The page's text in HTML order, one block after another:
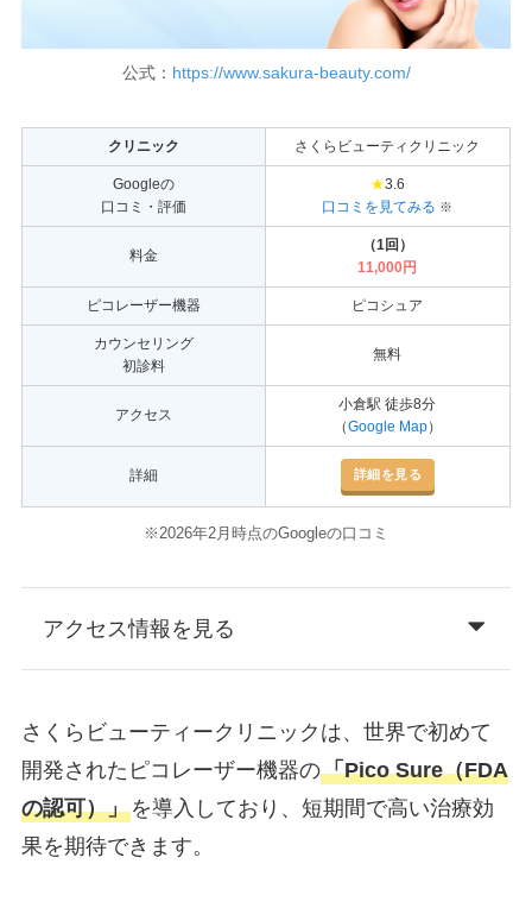
公式： https://www.sakura-beauty.com/
クリニック さくらビューティクリニック
Googleの
口コミ・評価
★3.6
口コミを見てみる ※
料金
（1回）
11,000円
ピコレーザー機器 ピコシュア
カウンセリング
初診料
無料
アクセス
小倉駅 徒歩8分
（Google Map）
詳細 詳細を見る
※2026年2月時点のGoogleの口コミ
アクセス情報を見る
さくらビューティークリニックは、世界で初めて
開発されたピコレーザー機器の「Pico Sure（FDA
の認可）」を導入しており、短期間で高い治療効
果を期待できます。